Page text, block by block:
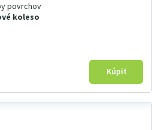
povrchov
koleso